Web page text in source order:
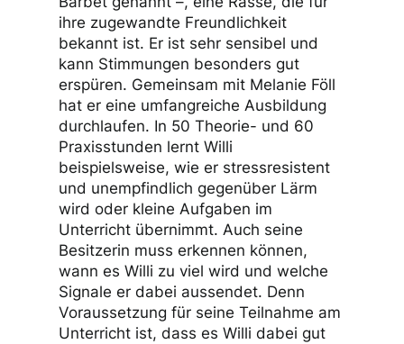
ihre zugewandte Freundlichkeit
bekannt ist. Er ist sehr sensibel und
kann Stimmungen besonders gut
erspüren. Gemeinsam mit Melanie Föll
hat er eine umfangreiche Ausbildung
durchlaufen. In 50 Theorie- und 60
Praxisstunden lernt Willi
beispielsweise, wie er stressresistent
und unempfindlich gegenüber Lärm
wird oder kleine Aufgaben im
Unterricht übernimmt. Auch seine
Besitzerin muss erkennen können,
wann es Willi zu viel wird und welche
Signale er dabei aussendet. Denn
Voraussetzung für seine Teilnahme am
Unterricht ist, dass es Willi dabei gut